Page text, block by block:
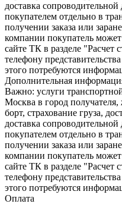
доставка
покупателем отдельно в
получении заказа или
компании покупатель может
сайте ТК в разделе "Расчет
телефону
этого потребуются
Дополнительная
Важно: услуги
Москва в город
борт, страхование груза,
доставка
покупателем отдельно в
получении заказа или
компании покупатель может
сайте ТК в разделе "Расчет
телефону
этого потребуются
Оплата